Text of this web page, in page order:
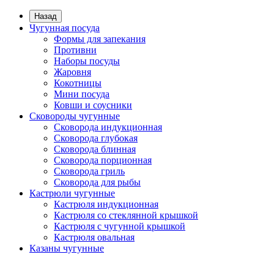
Назад
Чугунная посуда
Формы для запекания
Противни
Наборы посуды
Жаровня
Кокотницы
Мини посуда
Ковши и соусники
Сковороды чугунные
Сковорода индукционная
Сковорода глубокая
Сковорода блинная
Сковорода порционная
Сковорода гриль
Сковорода для рыбы
Кастрюли чугунные
Кастрюля индукционная
Кастрюля со стеклянной крышкой
Кастрюля с чугунной крышкой
Кастрюля овальная
Казаны чугунные